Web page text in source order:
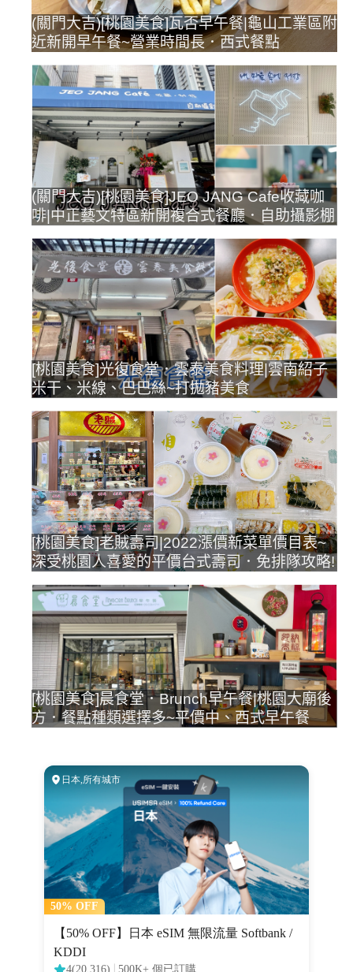
(關門大吉)[桃園美食]瓦否早午餐|龜山工業區附
近新開早午餐~營業時間長．西式餐點
(關門大吉)[桃園美食]JEO JANG Cafe收藏咖
啡|中正藝文特區新開複合式餐廳．自助攝影棚
[桃園美食]光復食堂．雲泰美食料理|雲南紹子
米干、米線、巴巴絲~打拋豬美食
[桃園美食]老賊壽司|2022漲價新菜單價目表~
深受桃園人喜愛的平價台式壽司．免排隊攻略!
[桃園美食]晨食堂．Brunch早午餐|桃園大廟後
方．餐點種類選擇多~平價中、西式早午餐